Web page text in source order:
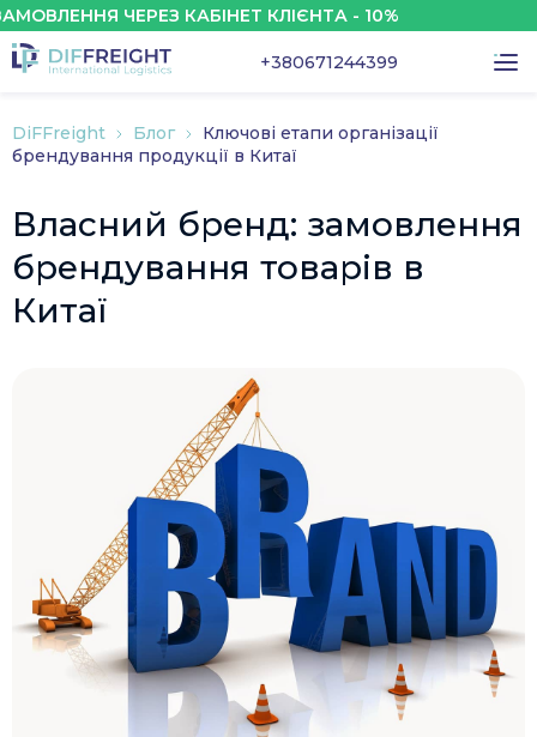
ЧЕРЕЗ КАБІНЕТ КЛІЄНТА - 10%
+380671244399
DiFFreight Блог
Ключові етапи організації
брендування продукції в Китаї
Власний бренд: замовлення
брендування товарів в
Китаї